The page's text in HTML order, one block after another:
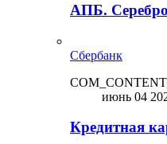
АПБ. Серебро
Сбербанк
июнь 04
Кредитная